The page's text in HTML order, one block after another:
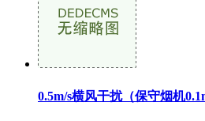
0.5m/s横风干扰（保守烟机